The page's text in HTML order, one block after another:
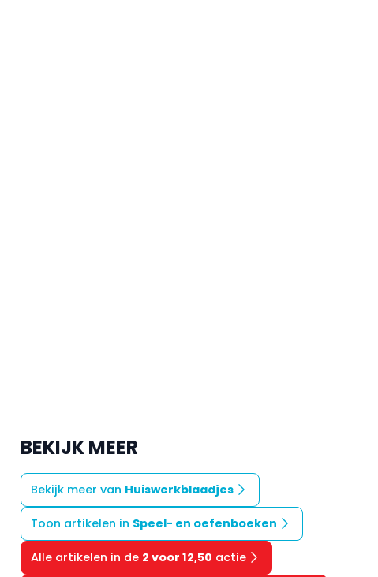
BEKIJK MEER
Bekijk meer van Huiswerkblaadjes
Toon artikelen in Speel- en oefenboeken
Alle artikelen in de 2 voor 12,50 actie